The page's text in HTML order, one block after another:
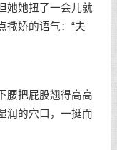
她扭了一会儿就
撒娇的语气：“夫
把屁股翘得高高
润的穴口，一挺而